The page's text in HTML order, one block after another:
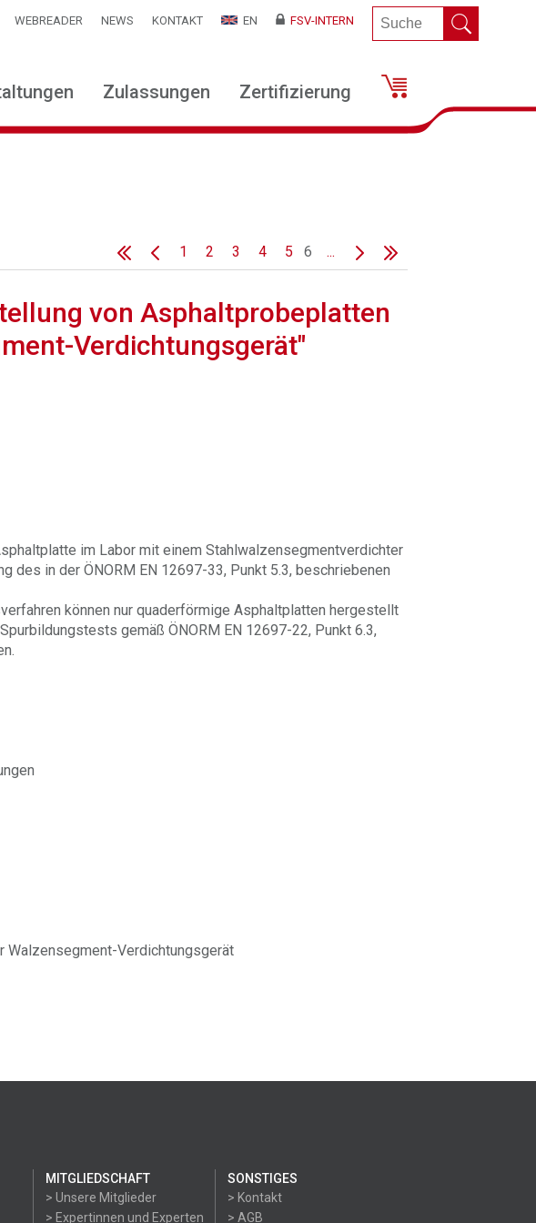
WEBREADER NEWS KONTAKT EN FSV-INTERN
Zulassungen Zertifizierung
1 2 3 4 5 6 ...
von Asphaltprobeplatten
Verdichtungsgerät"
im Labor mit einem Stahlwalzensegmentverdichter
des in der ÖNORM EN 12697-33, Punkt 5.3, beschriebenen
können nur quaderförmige Asphaltplatten hergestellt
gemäß ÖNORM EN 12697-22, Punkt 6.3,
Walzensegment-Verdichtungsgerät
MITGLIEDSCHAFT
> Unsere Mitglieder
> Expertinnen und Experten
SONSTIGES
> Kontakt
> AGB